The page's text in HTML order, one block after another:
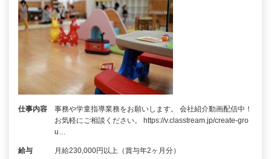
仕事内容
事務や学童指導業務をお願いします。 会社紹介動画配信中！
お気軽にご相談ください。 https://v.classtream.jp/create-gro
u…
給与 月給230,000円以上（賞与年2ヶ月分）